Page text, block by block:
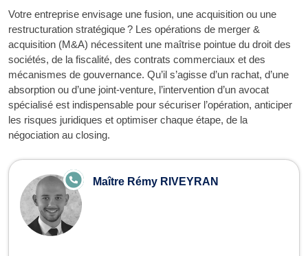
Votre entreprise envisage une fusion, une acquisition ou une
restructuration stratégique ? Les opérations de merger &
acquisition (M&A) nécessitent une maîtrise pointue du droit des
sociétés, de la fiscalité, des contrats commerciaux et des
mécanismes de gouvernance. Qu’il s’agisse d’un rachat, d’une
absorption ou d’une joint-venture, l’intervention d’un avocat
spécialisé est indispensable pour sécuriser l’opération, anticiper
les risques juridiques et optimiser chaque étape, de la
négociation au closing.
Avocats en fusion merger and
Maître Rémy RIVEYRAN
E
N
LI
N
E